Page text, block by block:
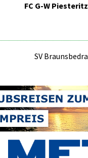
FC G-W Piesteritz
SV Braunsbedra